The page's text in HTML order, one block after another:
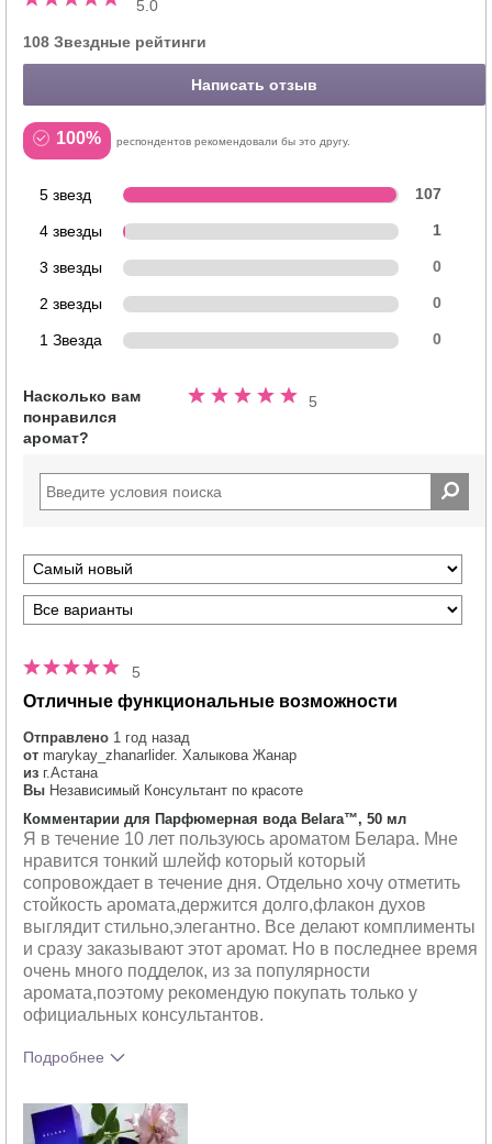
5.0
108 Звездные рейтинги
Написать отзыв
100% респондентов рекомендовали бы это другу.
5 звезд 107
4 звезды 1
3 звезды 0
2 звезды 0
1 Звезда 0
Насколько вам
понравился
аромат?
5
Номинальный
5
звезд
5
Отличные функциональные возможности
Отправлено 1 год назад
от marykay_zhanarlider. Халыкова Жанар
из г.Астана
Вы Независимый Консультант по красоте
Комментарии для Парфюмерная вода Belara™, 50 мл
Я в течение 10 лет пользуюсь ароматом Белара. Мне
нравится тонкий шлейф который который
сопровождает в течение дня. Отдельно хочу отметить
стойкость аромата,держится долго,флакон духов
выглядит стильно,элегантно. Все делают комплименты
и сразу заказывают этот аромат. Но в последнее время
очень много подделок, из за популярности
аромата,поэтому рекомендую покупать только у
официальных консультантов.
Подробнее
впечатления от аромата?